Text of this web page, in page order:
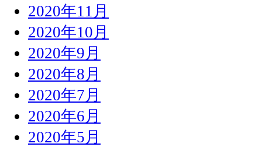
2020年11月
2020年10月
2020年9月
2020年8月
2020年7月
2020年6月
2020年5月